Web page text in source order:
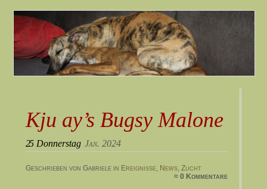
Kju ay’s Bugsy Malone
25 Donnerstag Jan. 2024
Geschrieben von Gabriele in Ereignisse, News, Zucht
≈ 0 Kommentare